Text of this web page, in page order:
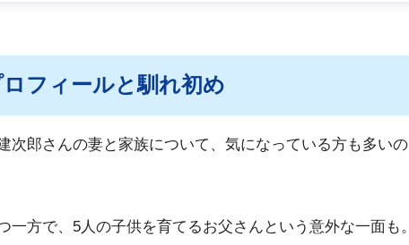
フィールと馴れ初め
次郎さんの妻と家族について、気になっている方も多いの
一方で、5人の子供を育てるお父さんという意外な一面も。